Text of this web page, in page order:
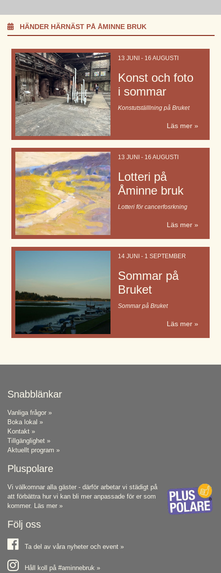
HÄNDER HÄRNÄST PÅ ÅMINNE BRUK
13 JUNI - 16 AUGUSTI
Konst och foto
i sommar
Konstutställlning på Bruket
Läs mer »
13 JUNI - 16 AUGUSTI
Lotteri på
Åminne bruk
Lotteri för cancerfosrkning
Läs mer »
14 JUNI - 1 SEPTEMBER
Sommar på
Bruket
Sommar på Bruket
Läs mer »
Snabblänkar
Vanliga frågor »
Boka lokal »
Kontakt »
Tillgänglighet »
Aktuellt program »
Pluspolare
Vi välkomnar alla gäster - därför arbetar vi städigt på
att förbättra hur vi kan bli mer anpassade för er som
kommer. Läs mer »
Följ oss
Ta del av våra nyheter och event »
Håll koll på #aminnebruk »